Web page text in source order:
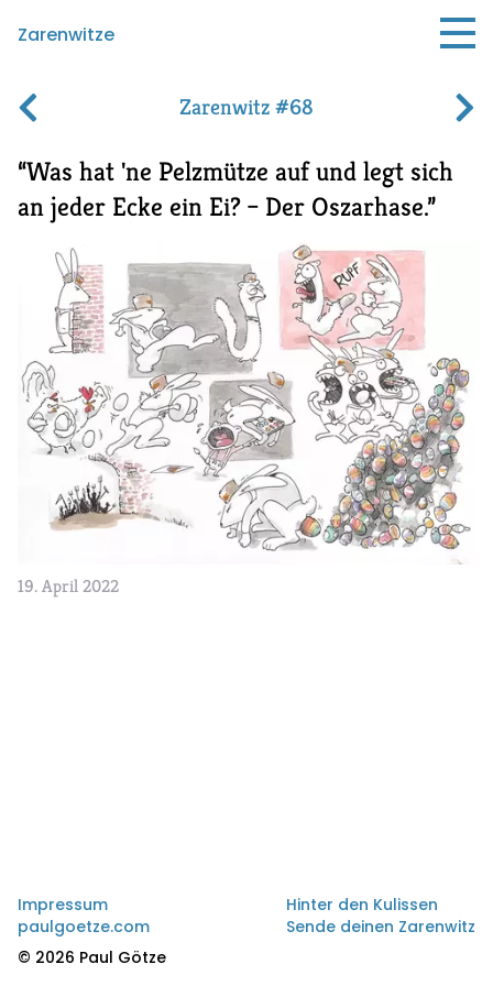
Zarenwitze
Zarenwitz #68
Was hat 'ne Pelzmütze auf und legt sich
an jeder Ecke ein Ei? – Der Oszarhase.
19. April 2022
Impressum
paulgoetze.com
Hinter den Kulissen
Sende deinen Zarenwitz
© 2026 Paul Götze